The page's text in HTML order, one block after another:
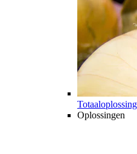
Oplossingen